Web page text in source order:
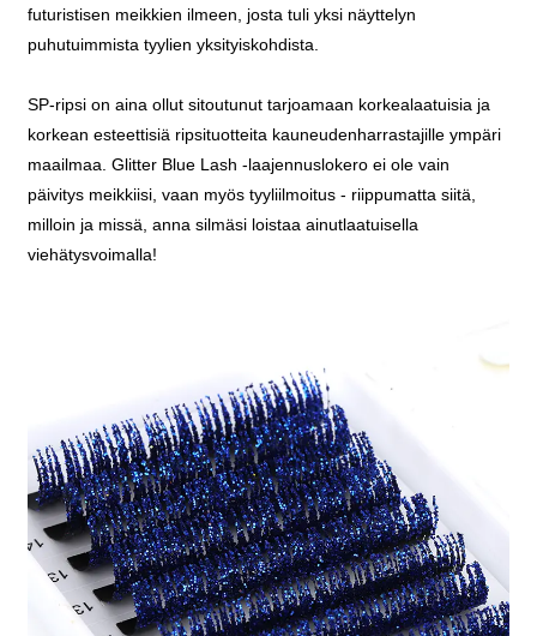
futuristisen meikkien ilmeen, josta tuli yksi näyttelyn
puhutuimmista tyylien yksityiskohdista.
SP-ripsi on aina ollut sitoutunut tarjoamaan korkealaatuisia ja
korkean esteettisiä ripsituotteita kauneudenharrastajille ympäri
maailmaa. Glitter Blue Lash -laajennuslokero ei ole vain
päivitys meikkiisi, vaan myös tyyliilmoitus - riippumatta siitä,
milloin ja missä, anna silmäsi loistaa ainutlaatuisella
viehätysvoimalla!